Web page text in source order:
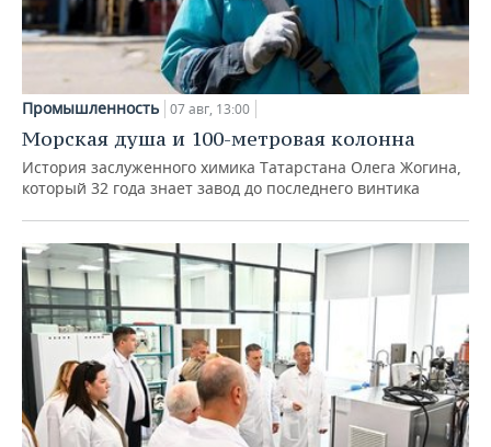
Промышленность 07 авг, 13:00
Морская душа и 100-метровая колонна
История заслуженного химика Татарстана Олега Жогина,
который 32 года знает завод до последнего винтика